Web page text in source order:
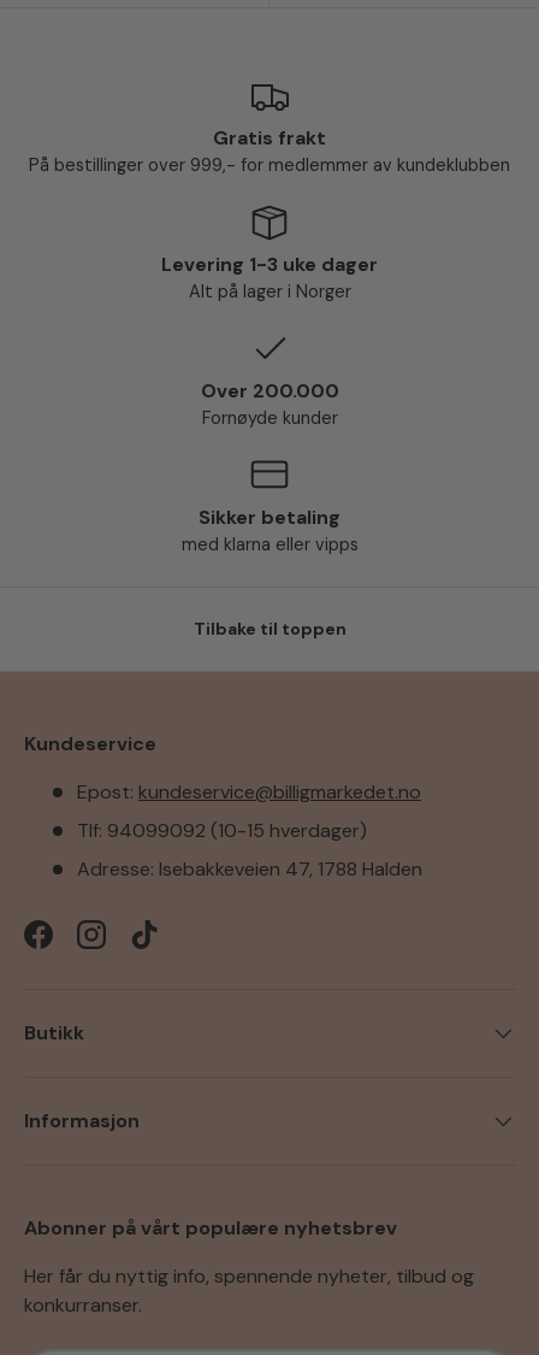
Gratis frakt
På bestillinger over 999,- for medlemmer av kundeklubben
Levering 1-3 uke dager
Alt på lager i Norger
Over 200.000
Fornøyde kunder
Sikker betaling
med klarna eller vipps
Tilbake til toppen
Kundeservice
Epost: kundeservice@billigmarkedet.no
Tlf: 94099092 (10-15 hverdager)
Adresse: Isebakkeveien 47, 1788 Halden
FacebookInstagramTikTok
Butikk
Informasjon
Abonner på vårt populære nyhetsbrev
Her får du nyttig info, spennende nyheter, tilbud og
konkurranser.